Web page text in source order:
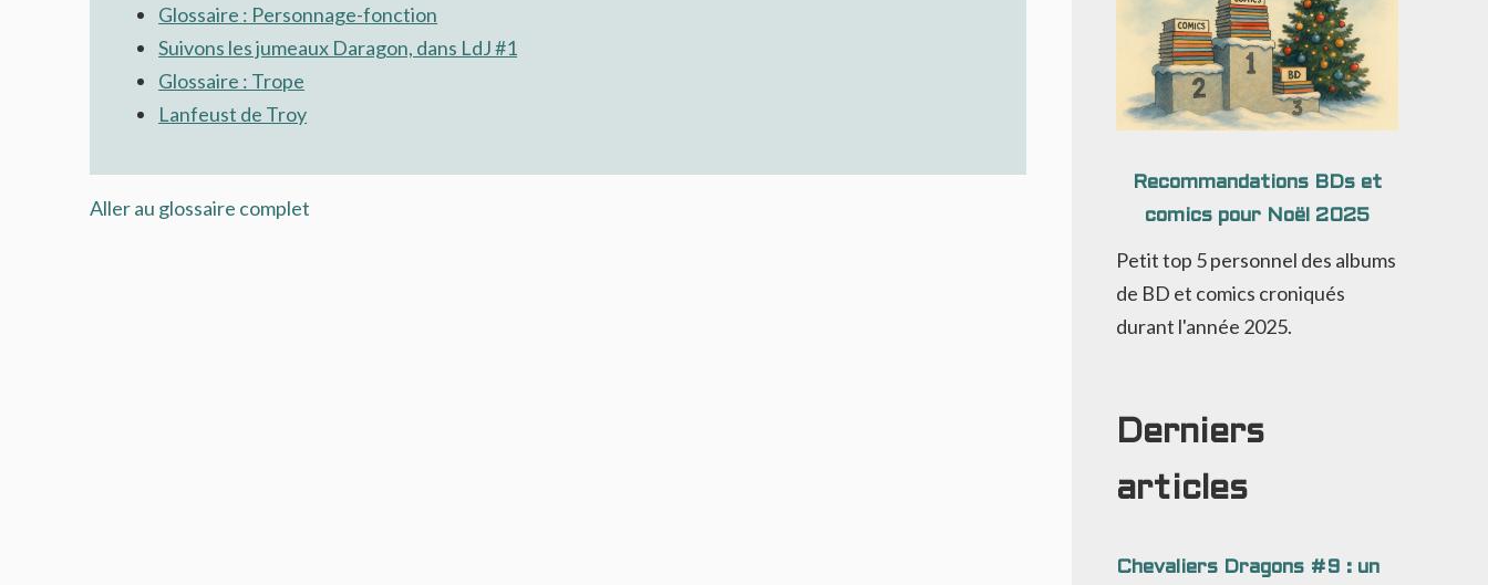
Glossaire : Personnage-fonction
Suivons les jumeaux Daragon, dans LdJ #1
Glossaire : Trope
Lanfeust de Troy
Aller au glossaire complet
Recommandations BDs et
comics pour Noël 2025
Petit top 5 personnel des albums
de BD et comics croniqués
durant l'année 2025.
Derniers
articles
Chevaliers Dragons #9 : un